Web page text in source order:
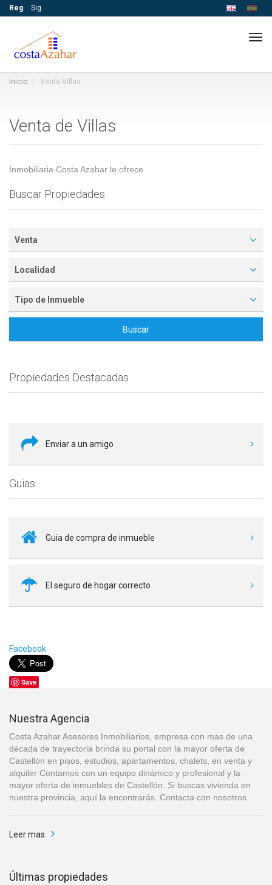
Reg Sig
Inicio Venta Villas
Venta de Villas
Inmobiliaria Costa Azahar le ofrece
Buscar Propiedades
Venta
Localidad
Tipo de Inmueble
Buscar
Propiedades Destacadas
Enviar a un amigo
Guias
Guia de compra de inmueble
El seguro de hogar correcto
Facebook
Save
Nuestra Agencia
Costa Azahar Asesores Inmobiliarios, empresa con mas de una
década de trayectoria brinda su portal con la mayor oferta de
Castellón en pisos, estudios, apartamentos, chalets, en venta y
alquiler Contamos con un equipo dinámico y profesional y la
mayor oferta de inmuebles de Castellón. Si buscas vivienda en
nuestra provincia, aquí la encontrarás. Contacta con nosotros
Leer mas
Últimas propiedades